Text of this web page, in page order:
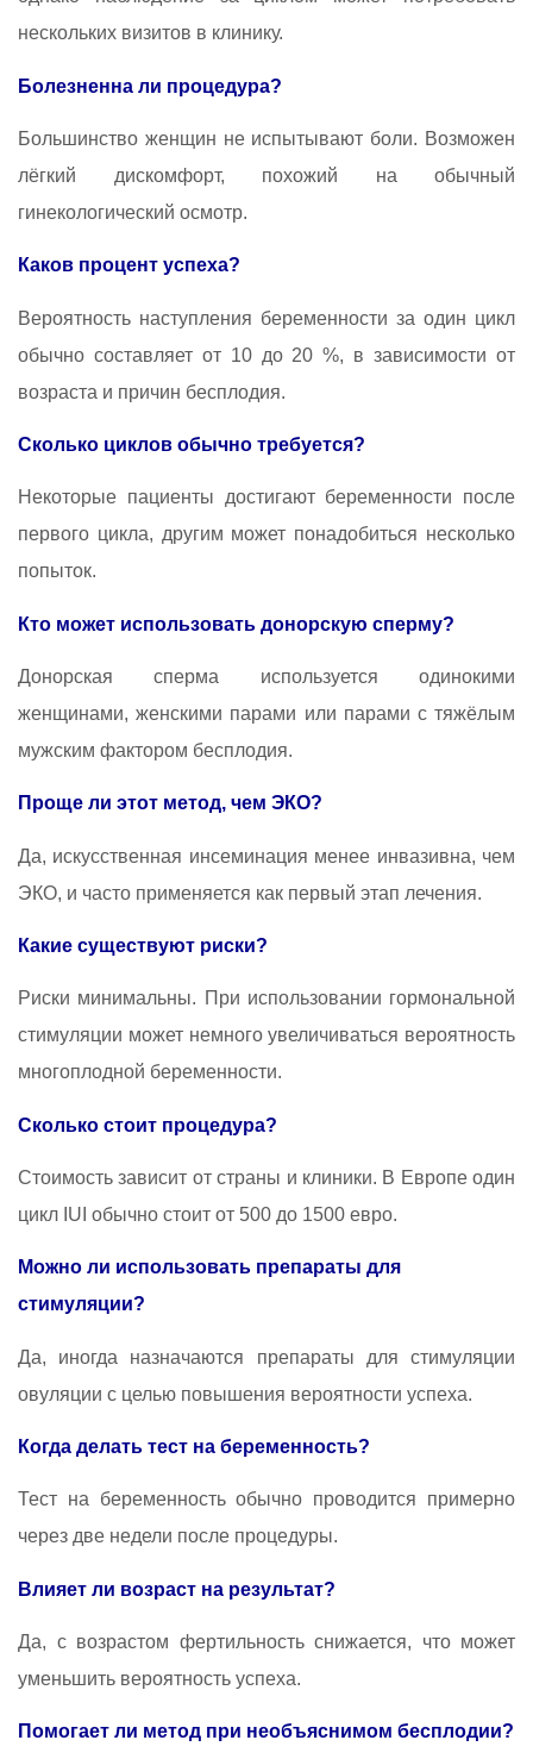
нескольких визитов в клинику.
Болезненна ли процедура?
Большинство женщин не испытывают боли. Возможен
лёгкий дискомфорт, похожий на обычный
гинекологический осмотр.
Каков процент успеха?
Вероятность наступления беременности за один цикл
обычно составляет от 10 до 20 %, в зависимости от
возраста и причин бесплодия.
Сколько циклов обычно требуется?
Некоторые пациенты достигают беременности после
первого цикла, другим может понадобиться несколько
попыток.
Кто может использовать донорскую сперму?
Донорская сперма используется одинокими
женщинами, женскими парами или парами с тяжёлым
мужским фактором бесплодия.
Проще ли этот метод, чем ЭКО?
Да, искусственная инсеминация менее инвазивна, чем
ЭКО, и часто применяется как первый этап лечения.
Какие существуют риски?
Риски минимальны. При использовании гормональной
стимуляции может немного увеличиваться вероятность
многоплодной беременности.
Сколько стоит процедура?
Стоимость зависит от страны и клиники. В Европе один
цикл IUI обычно стоит от 500 до 1500 евро.
Можно ли использовать препараты для
стимуляции?
Да, иногда назначаются препараты для стимуляции
овуляции с целью повышения вероятности успеха.
Когда делать тест на беременность?
Тест на беременность обычно проводится примерно
через две недели после процедуры.
Влияет ли возраст на результат?
Да, с возрастом фертильность снижается, что может
уменьшить вероятность успеха.
Помогает ли метод при необъяснимом бесплодии?